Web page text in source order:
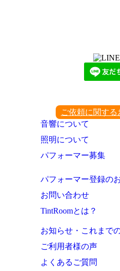
ご依頼に関す
音響について
照明について
パフォーマー募集
パフォーマー登録の
お問い合わせ
TintRoomとは？
お知らせ・これまで
ご利用者様の声
よくあるご質問